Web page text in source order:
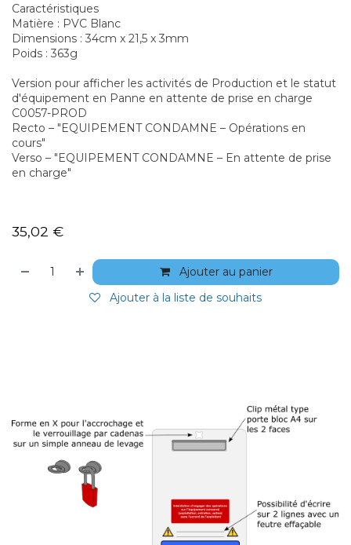
Caractéristiques
Matière : PVC Blanc
Dimensions : 34cm x 21,5 x 3mm
Poids : 363g
Version pour afficher les activités de Production et le statut
d'équipement en Panne en attente de prise en charge
C0057-PROD
Recto – "EQUIPEMENT CONDAMNE – Opérations en
cours"
Verso – "EQUIPEMENT CONDAMNE – En attente de prise
en charge"
35,02 €
Ajouter au panier
Ajouter à la liste de souhaits